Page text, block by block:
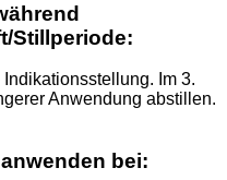
Stillperiode:
Indikationsstellung. Im 3.
Anwendung abstillen.
bei: